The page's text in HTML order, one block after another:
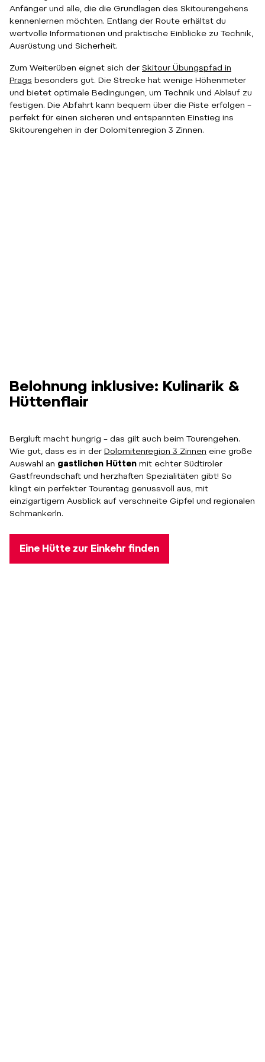
Anfänger und alle, die die Grundlagen des Skitourengehens
kennenlernen möchten. Entlang der Route erhältst du
wertvolle Informationen und praktische Einblicke zu Technik,
Ausrüstung und Sicherheit.
Zum Weiterüben eignet sich der Skitour Übungspfad in
Prags besonders gut. Die Strecke hat wenige Höhenmeter
und bietet optimale Bedingungen, um Technik und Ablauf zu
festigen. Die Abfahrt kann bequem über die Piste erfolgen –
perfekt für einen sicheren und entspannten Einstieg ins
Skitourengehen in der Dolomitenregion 3 Zinnen.
Belohnung inklusive: Kulinarik &
Hüttenflair
Bergluft macht hungrig – das gilt auch beim Tourengehen.
Wie gut, dass es in der Dolomitenregion 3 Zinnen eine große
Auswahl an gastlichen Hütten mit echter Südtiroler
Gastfreundschaft und herzhaften Spezialitäten gibt! So
klingt ein perfekter Tourentag genussvoll aus, mit
einzigartigem Ausblick auf verschneite Gipfel und regionalen
Schmankerln.
Eine Hütte zur Einkehr finden